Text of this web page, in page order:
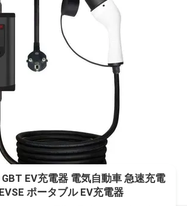
EV充電器 電気自動車 急速充電
ポータブル EV充電器